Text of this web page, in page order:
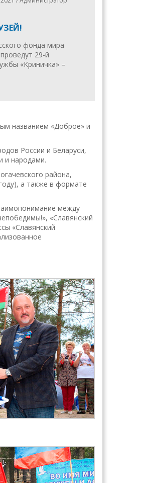
фонда мира
29-й
«Криничка» –
названием «Доброе» и
России и Беларуси,
и народами.
района,
а также в формате
между
«Славянский
«Славянский